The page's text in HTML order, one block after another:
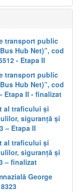
transport public
Hub Net)”, cod
- Etapa II
transport public
Hub Net)”, cod
Etapa II - finalizat
al traficului și
siguranță și
– Etapa II
al traficului și
siguranță și
– finalizat
George